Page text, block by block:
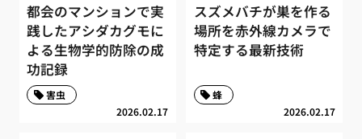
都会のマンションで実
践したアシダカグモに
よる生物学的防除の成
功記録
2026.02.17
害虫
スズメバチが巣を作る
場所を赤外線カメラで
特定する最新技術
2026.02.17
蜂